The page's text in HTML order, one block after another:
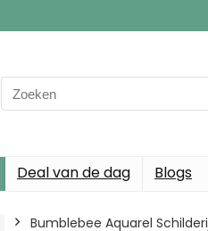
Search
for:
Deal van de dag Blogs
Bumblebee Aquarel